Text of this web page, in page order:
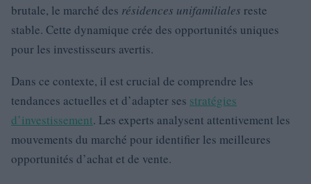
brutale, le marché des résidences unifamiliales reste
stable. Cette dynamique crée des opportunités uniques
pour les investisseurs avertis.
Dans ce contexte, il est crucial de comprendre les
tendances actuelles et d’adapter ses stratégies
d’investissement. Les experts analysent attentivement les
mouvements du marché pour identifier les meilleures
opportunités d’achat et de vente.